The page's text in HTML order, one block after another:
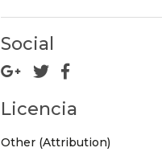
Social
Licencia
Other (Attribution)